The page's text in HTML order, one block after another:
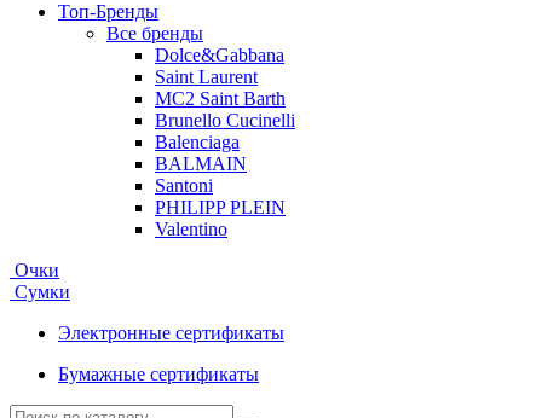
Топ-Бренды
Все бренды
Dolce&Gabbana
Saint Laurent
MC2 Saint Barth
Brunello Cucinelli
Balenciaga
BALMAIN
Santoni
PHILIPP PLEIN
Valentino
Очки
Сумки
Электронные сертификаты
Бумажные сертификаты